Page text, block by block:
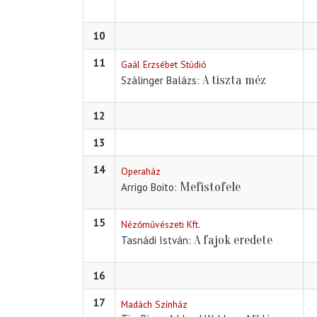
10
11
Gaál Erzsébet Stúdió
Szálinger Balázs A tiszta méz
12
13
14
Operaház
Arrigo Boito Mefistofele
15 Nézőművészeti Kft.
Tasnádi István A fajok eredete
16
17
Madách Színház